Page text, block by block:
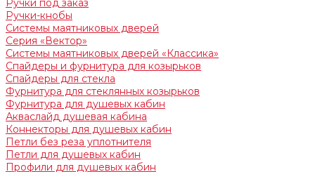
Ручки под заказ
Ручки-кнобы
Системы маятниковых дверей
Серия «Вектор»
Системы маятниковых дверей «Классика»
Спайдеры и фурнитура для козырьков
Спайдеры для стекла
Фурнитура для стеклянных козырьков
Фурнитура для душевых кабин
Акваслайд душевая кабина
Коннекторы для душевых кабин
Петли без реза уплотнителя
Петли для душевых кабин
Профили для душевых кабин